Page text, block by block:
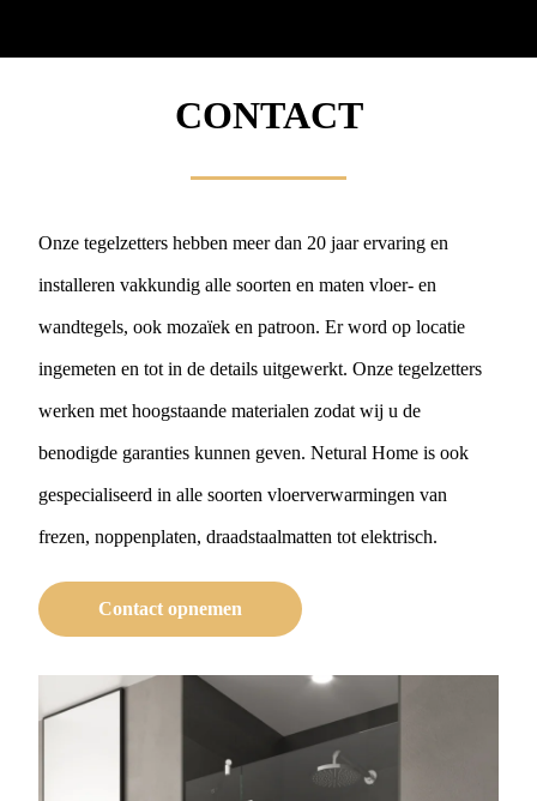
CONTACT
Onze tegelzetters hebben meer dan 20 jaar ervaring en
installeren vakkundig alle soorten en maten vloer- en
wandtegels, ook mozaïek en patroon. Er word op locatie
ingemeten en tot in de details uitgewerkt. Onze tegelzetters
werken met hoogstaande materialen zodat wij u de
benodigde garanties kunnen geven. Netural Home is ook
gespecialiseerd in alle soorten vloerverwarmingen van
frezen, noppenplaten, draadstaalmatten tot elektrisch.
Contact opnemen